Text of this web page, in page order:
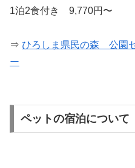
1泊2食付き 9,770円〜
⇒ ひろしま県民の森 公園
ー
ペットの宿泊について